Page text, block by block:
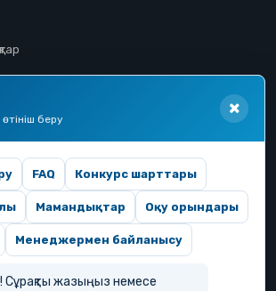
беру
FAQ Конкурс шарттары
Мамандықтар Оқу орындары
Менеджермен байланысу
Сұрақты жазыңыз немесе